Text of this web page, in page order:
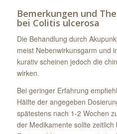
Bemerkungen und
bei Colitis ulcerosa
Die Behandlung durch
meist Nebenwirkunsgarm und
kurativ scheinen jedoch die
wirken.
Bei geringer Erfahrung
Hälfte der angegeben
spätestens nach 1-2 Wochen
der Medikamente sollte zeitlich